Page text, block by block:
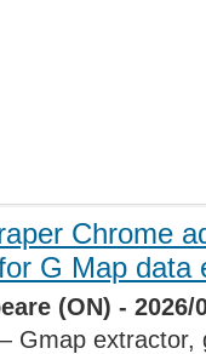
Chrome
G Map data
(ON) - 2026/
Gmap extractor,